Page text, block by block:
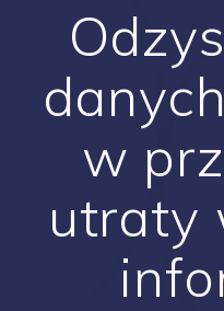
w
utraty